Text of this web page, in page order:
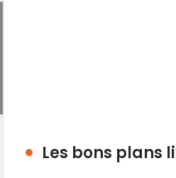
Les bons plans